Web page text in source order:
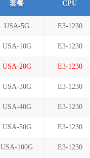
套餐 CPU
USA-5G E3-1230
USA-10G E3-1230
USA-20G E3-1230
USA-30G E3-1230
USA-40G E3-1230
USA-50G E3-1230
USA-100G E3-1230